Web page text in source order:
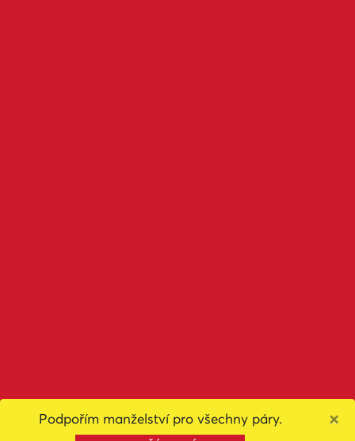
Podpořím manželství pro všechny páry.
×